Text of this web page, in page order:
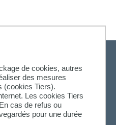
de cookies, autres
des mesures
(cookies Tiers).
Les cookies Tiers
cas de refus ou
pour une durée